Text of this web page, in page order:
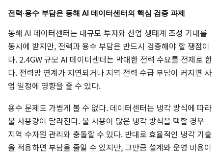
전력·용수 부담은 동해 AI 데이터센터의 핵심 검증 과제
동해 AI 데이터센터는 대규모 투자와 산업 생태계 조성 기대를
동시에 받지만, 전력과 용수 부담은 반드시 검증해야 할 쟁점이
다. 2.4GW 규모 AI 데이터센터는 막대한 전력 수요를 전제로 한
다. 전력망 연계가 지연되거나 지역 전력 수급 부담이 커지면 사
업 일정에 영향을 줄 수 있다.
용수 문제도 가볍게 볼 수 없다. 데이터센터는 냉각 방식에 따라
물 사용량이 달라진다. 물 사용이 많은 냉각 방식을 택할 경우
지역 수자원 관리와 충돌할 수 있다. 반대로 효율적인 냉각 기술
을 적용하면 부담을 줄일 수 있지만, 그만큼 설계와 운영 비용이